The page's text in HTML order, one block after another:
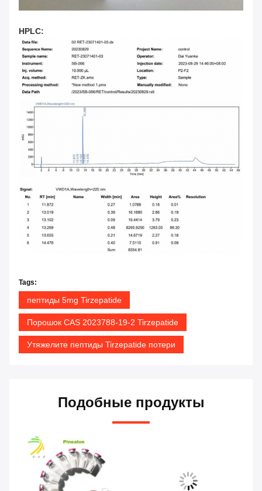
HPLC:
Tags:
пептиды 5mg Tirzepatide
Порошок CAS 2023788-19-2 Tirzepatide
Утяжелите пептиды Tirzepatide потери
Подобные продукты